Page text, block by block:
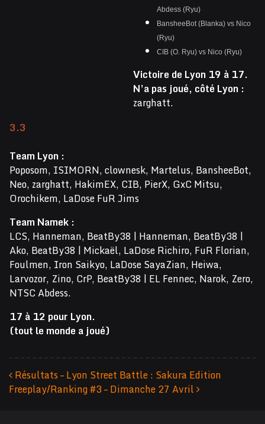
Abdess (Ryu)
BansheeBot (Blanka) vs Nico
(Ryu)
CIB (O. Ryu) vs Nico (Ryu)
Victoire de Lyon 19 à 17.
N’a pas joué, côté Lyon :
zarghatt.
3.3
Team Lyon :
Poposom, ISIMORN, clownesk, Martelus, BansheeBot,
Neo, zarghatt, HakimEX, CIB, PierX, GxC Mitsu,
Orochikem, LaDose FuR Jims
Team Namek :
LCS, Hanneman, BeatBy38 | Hanneman, BeatBy38 |
Ako, BeatBy38 | Mickaël, LaDose Richiro, FuR Florian,
Foulmen, Iron Saikyo, LaDose SayaZian, Heiwa,
Larvozor, Zino, CrP, BeatBy38 | EL Fennec, Narok, Zero,
NTSC Abdess.
17 à 12 pour Lyon.
(tout le monde a joué)
Navigation des articles
Résultats – Lyon Street Battle : Sakura Edition
Freeplay/Ranking #3 – Dimanche 27 Avril